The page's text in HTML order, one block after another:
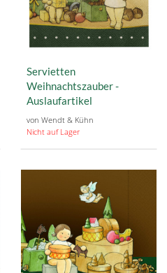
Servietten
Weihnachtszauber -
Auslaufartikel
von Wendt & Kühn
Nicht auf Lager